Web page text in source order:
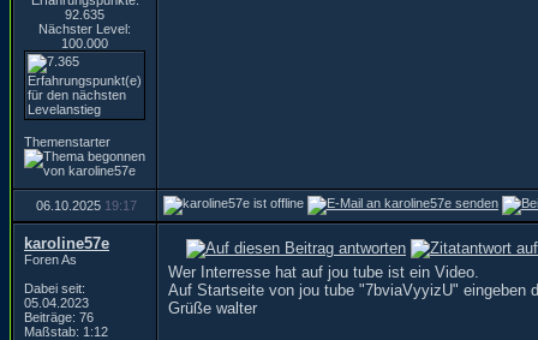
92.635
Nächster Level:
100.000
Themenstarter
06.10.2025 19:17
karoline57e
Foren As
Dabei seit:
05.04.2023
Beiträge: 76
Maßstab: 1:12
Wer Interresse hat auf jou tube ist ein Video.
Auf Startseite von jou tube "7bviaVyyizU" eingeben
Grüße walter